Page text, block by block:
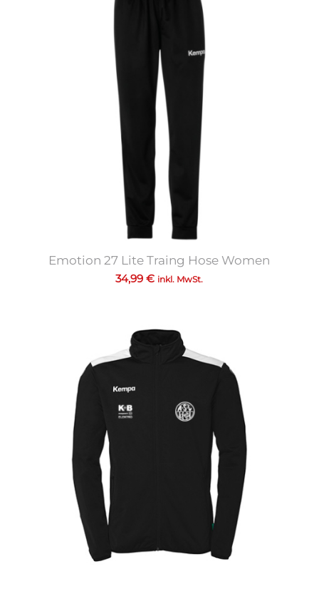
Emotion 27 Lite Traing Hose Women
34,99€ inkl. MwSt.